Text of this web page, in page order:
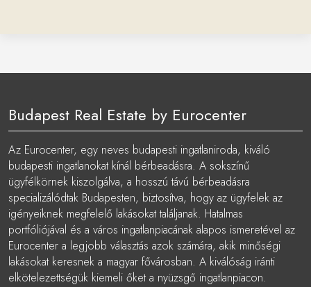
Budapest Real Estate by Eurocenter
Az Eurocenter, egy neves budapesti ingatlaniroda, kiváló
budapesti ingatlanokat kínál bérbeadásra. A sokszínű
ügyfélkörnek kiszolgálva, a hosszú távú bérbeadásra
specializálódtak Budapesten, biztosítva, hogy az ügyfelek az
igényeiknek megfelelő lakásokat találjanak. Hatalmas
portfóliójával és a város ingatlanpiacának alapos ismeretével az
Eurocenter a legjobb választás azok számára, akik minőségi
lakásokat keresnek a magyar fővárosban. A kiválóság iránti
elkötelezettségük kiemeli őket a nyüzsgő ingatlanpiacon.